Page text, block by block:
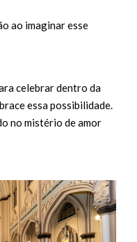
ao imaginar esse
celebrar dentro da
essa possibilidade.
no mistério de amor